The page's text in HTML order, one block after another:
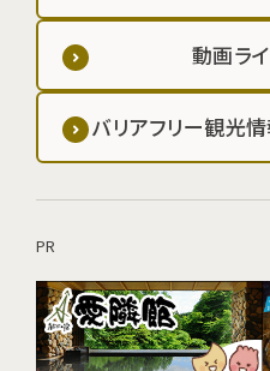
動画ラ
バリアフリー観光
PR